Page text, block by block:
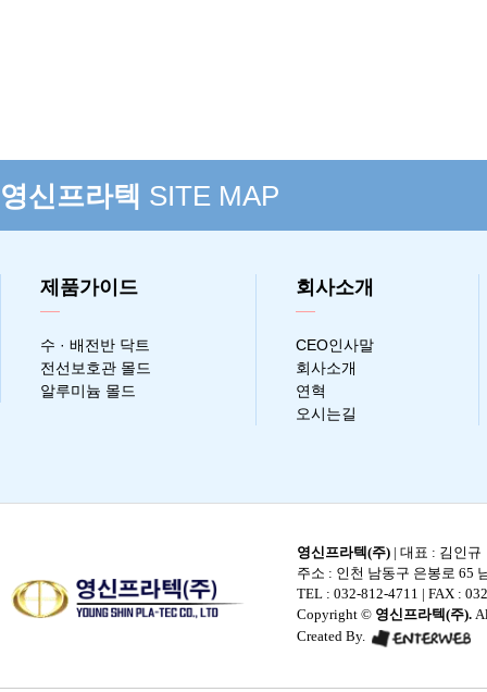
영신프라텍 SITE MAP
제품가이드
수 · 배전반 닥트
전선보호관 몰드
알루미늄 몰드
회사소개
CEO인사말
회사소개
연혁
오시는길
영신프라텍(주) | 대표 : 김인규
주소 : 인천 남동구 은봉로 65
TEL : 032-812-4711 | FAX :
Copyright © 영신프라텍(주).
Created By.